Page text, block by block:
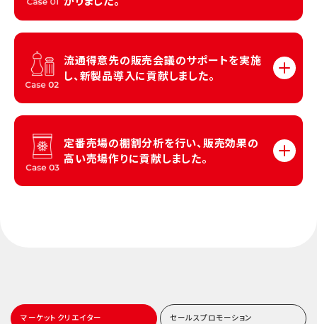
流通得意先の販売会議のサポートを実施
し、新製品導入に貢献しました。
定番売場の棚割分析を行い、販売効果の
高い売場作りに貢献しました。
マーケットクリエイター セールスプロモーション